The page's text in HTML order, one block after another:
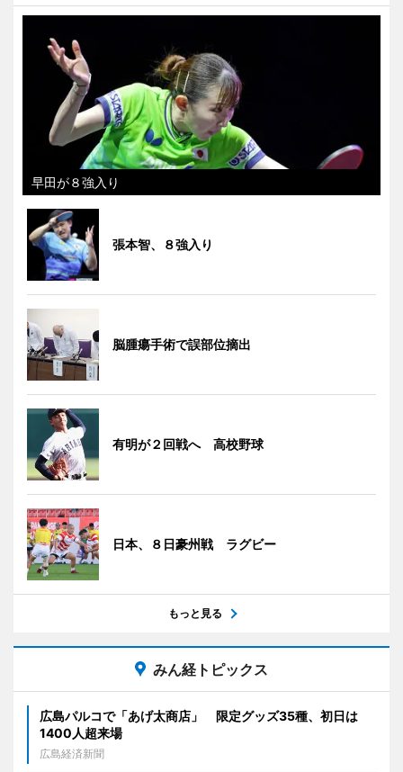
早田が８強入り
張本智、８強入り
脳腫瘍手術で誤部位摘出
有明が２回戦へ 高校野球
日本、８日豪州戦 ラグビー
もっと見る
みん経トピックス
広島パルコで「あげ太商店」 限定グッズ35種、初日は
1400人超来場
広島経済新聞